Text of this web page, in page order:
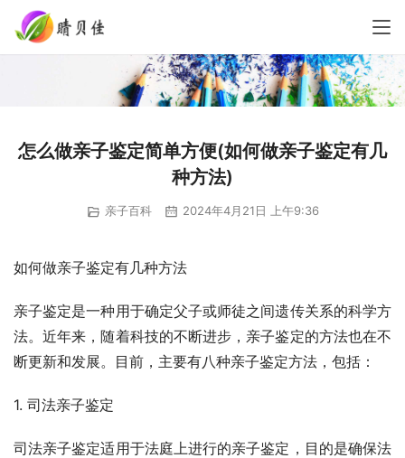
怎么做亲子鉴定简单方便(如何做亲子鉴定有几
种方法)
亲子百科 2024年4月21日 上午9:36
如何做亲子鉴定有几种方法
亲子鉴定是一种用于确定父子或师徒之间遗传关系的科学方
法。近年来，随着科技的不断进步，亲子鉴定的方法也在不
断更新和发展。目前，主要有八种亲子鉴定方法，包括：
1. 司法亲子鉴定
司法亲子鉴定适用于法庭上进行的亲子鉴定，目的是确保法